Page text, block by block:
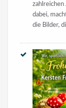
dabei,
die Bilder,